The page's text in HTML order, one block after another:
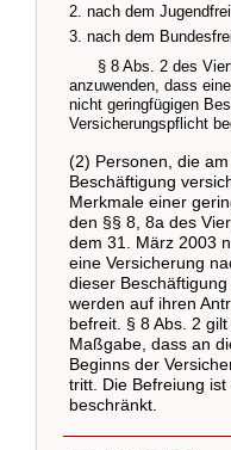
2. nach dem
3. nach dem
§ 8 Abs. 2 des
anzuwenden, dass
nicht geringfügigen
Versicherungspflicht
(2) Personen, die
Beschäftigung
Merkmale einer
den §§ 8, 8a des
dem 31. März 2003
eine Versicherung
dieser
werden auf ihren
befreit. § 8 Abs. 2
Maßgabe, dass an
Beginns der
tritt. Die Befreiung
beschränkt.